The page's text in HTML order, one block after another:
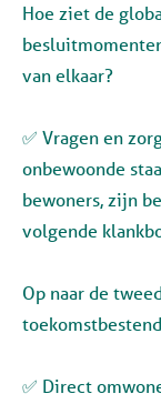
Hoe ziet de
van elkaar?
✅ Vragen en
onbewoonde
bewoners, zijn
volgende
Op naar de
✅ Direct